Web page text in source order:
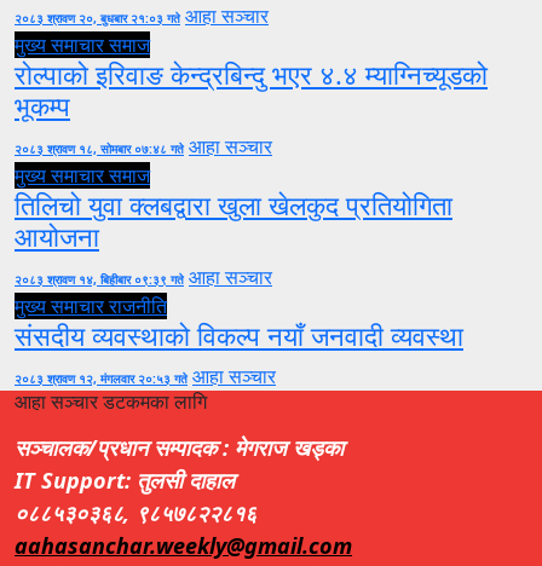
२०८३ श्रावण २०, बुधबार २१:०३ गते आहा सञ्चार
मुख्य समाचारसमाज
रोल्पाको इरिवाङ केन्द्रबिन्दु भएर ४.४ म्याग्निच्यूडको
भूकम्प
२०८३ श्रावण १८, सोमबार ०७:४८ गते आहा सञ्चार
मुख्य समाचारसमाज
तिलिचो युवा क्लबद्वारा खुला खेलकुद प्रतियोगिता
आयोजना
२०८३ श्रावण १४, बिहीबार ०९:३९ गते आहा सञ्चार
मुख्य समाचारराजनीति
संसदीय व्यवस्थाको विकल्प नयाँ जनवादी व्यवस्था
२०८३ श्रावण १२, मंगलवार २०:५३ गते आहा सञ्चार
आहा सञ्चार डटकमका लागि
सञ्चालक/प्रधान सम्पादक : मेगराज खड्का
IT Support: तुलसी दाहाल
०८८५३०३६८, ९८५७८२२८१६
aahasanchar.weekly@gmail.com